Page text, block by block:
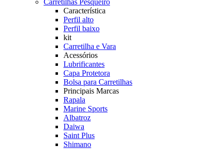
Carretilhas Pesqueiro
Característica
Perfil alto
Perfil baixo
kit
Carretilha e Vara
Acessórios
Lubrificantes
Capa Protetora
Bolsa para Carretilhas
Principais Marcas
Rapala
Marine Sports
Albatroz
Daiwa
Saint Plus
Shimano